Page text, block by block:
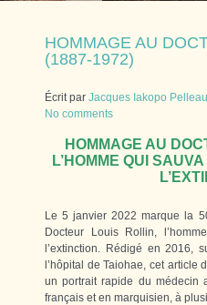
HOMMAGE AU
(1887-1972)
Écrit par Jacques Iakopo Pelleau
No comments
HOMMAGE AU
L’HOMME QUI
Le 5 janvier 2022 marque la
Docteur Louis Rollin,
l’extinction. Rédigé en 2016,
l’hôpital de Taiohae, cet article
un portrait rapide du
français et en marquisien, à